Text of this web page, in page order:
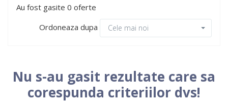
Au fost gasite 0 oferte
Ordoneaza dupa
Cele mai noi
Nu s-au gasit rezultate care sa
corespunda criteriilor dvs!